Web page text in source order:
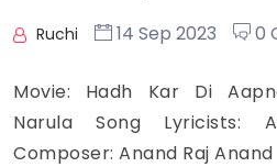
Ruchi 14 Sep 2023 0
Movie: Hadh Kar Di
Narula Song Lyricists:
Composer: Anand Raj Anand